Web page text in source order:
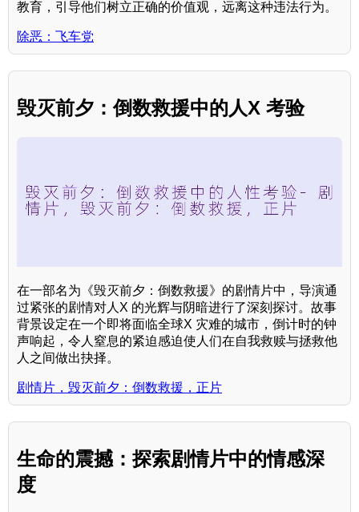
教育，引导他们树立正确的价值观，远离这种违法行为。
除恶：飞车党
毁灭前夕：倒数救援中的人X 考验
在一部名为《毁灭前夕：倒数救援》的剧情片中，导演通
过紧张的剧情对人X 的光辉与阴暗进行了深刻探讨。故事
背景设定在一个即将面临全球X 灾难的城市，倒计时的钟
声响起，令人窒息的紧迫感迫使人们在自我救赎与拯救他
人之间做出抉择。
剧情片，毁灭前夕：倒数救援，正片
生命的震撼：探索剧情片中的情感深
度